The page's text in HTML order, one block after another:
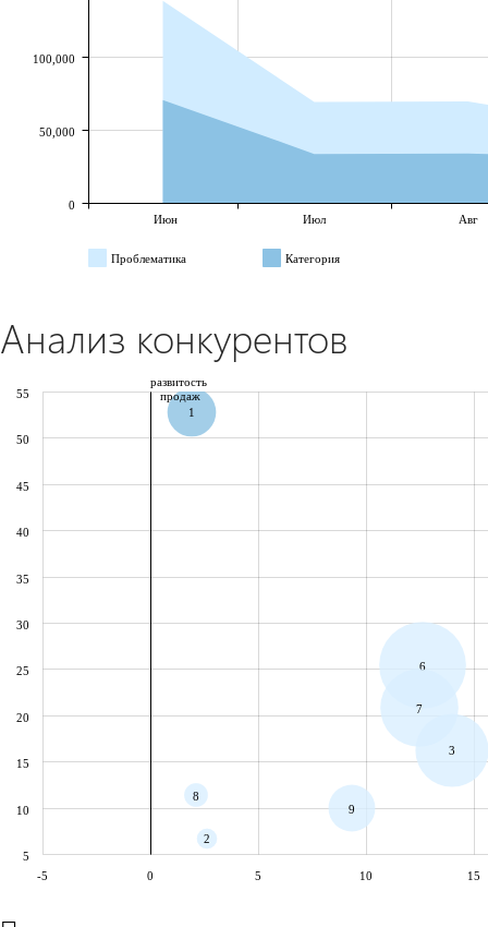
Июн Июл Авг
0
50,000
100,000
Проблематика Категория
Анализ конкурентов
1
2
3
6
7
8
9
5
10
15
20
25
30
35
40
45
50
55
развитость
продаж
-5 0 5 10 15